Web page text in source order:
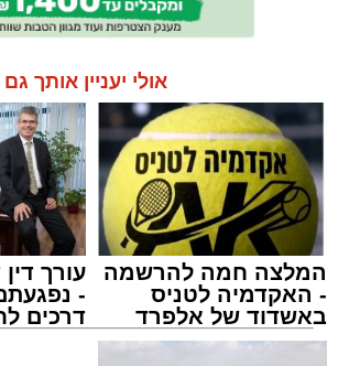
אולי יעניין אותך גם
המלצה חמה להרשמה
- האקדמיה לטניס
באשדוד של אלפרד
קריאולנסקי - לילדים
עורך
-
דרכים